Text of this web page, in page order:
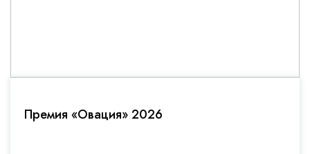
Премия «Овация» 2026